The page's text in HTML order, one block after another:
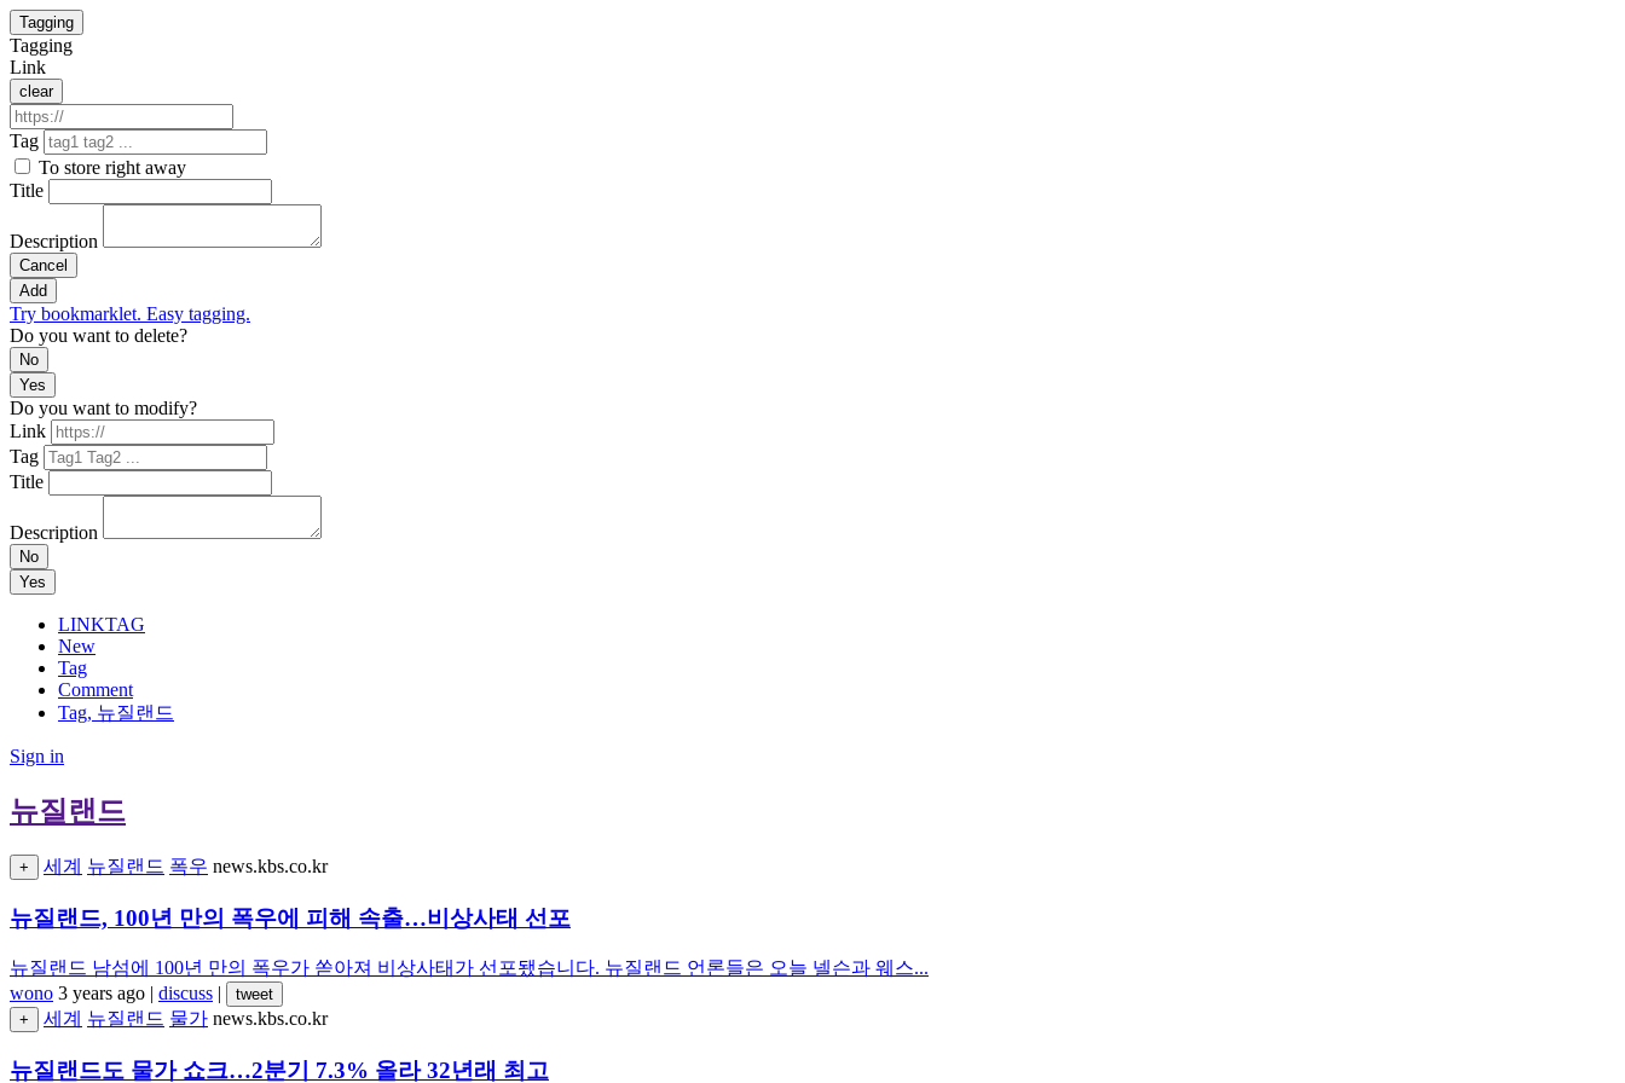
Tagging
Tagging
Link
clear
Tag
To store right away
Title
Description
Cancel
Add
Try bookmarklet. Easy tagging.
Do you want to delete?
No
Yes
Do you want to modify?
Link
Tag
Title
Description
No
Yes
LINKTAG
New
Tag
Comment
Tag, 뉴질랜드
Sign in
뉴질랜드
+ 세계 뉴질랜드 폭우 news.kbs.co.kr
뉴질랜드, 100년 만의 폭우에 피해 속출…비상사태 선포
뉴질랜드 남섬에 100년 만의 폭우가 쏟아져 비상사태가 선포됐습니다. 뉴질랜드 언론들은 오늘 넬슨과 웨스...
wono 3 years ago | discuss |
tweet
+
세계 뉴질랜드 물가 news.kbs.co.kr
뉴질랜드도 물가 쇼크…2분기 7.3% 올라 32년래 최고